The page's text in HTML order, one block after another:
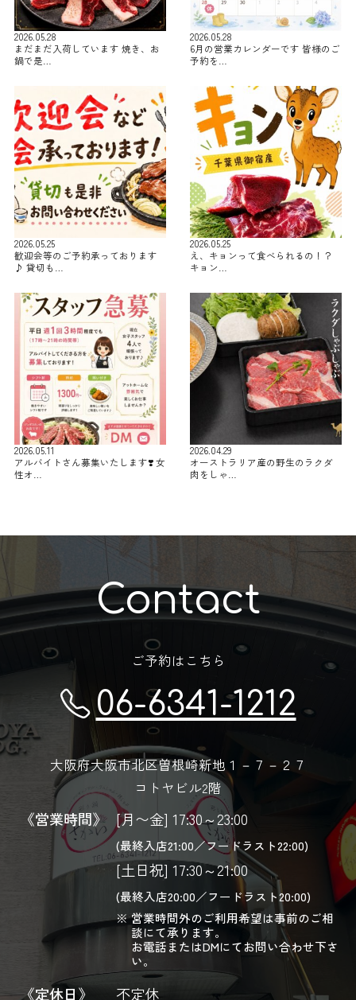
2026.05.28
まだまだ入荷しています 焼き、お
鍋で是…
2026.05.28
6月の営業カレンダーです 皆様のご
予約を…
2026.05.25
歓迎会等のご予約承っております
♪ 貸切も…
2026.05.25
え、キョンって食べられるの！？
キョン…
2026.05.11
アルバイトさん募集いたします❣️ 女
性オ…
2026.04.29
オーストラリア産の野生のラクダ
肉をしゃ…
Contact
ご予約はこちら
06-6341-1212
大阪府大阪市北区曽根崎新地１－７－２７
コトヤビル2階
《営業時間》 [月〜金] 17:30～23:00
(最終入店21:00／フードラスト22:00)
[土日祝] 17:30～21:00
(最終入店20:00／フードラスト20:00)
営業時間外のご利用希望は事前のご相
談にて承ります。
お電話またはDMにてお問い合わせ下さ
い。
《定休日》 不定休